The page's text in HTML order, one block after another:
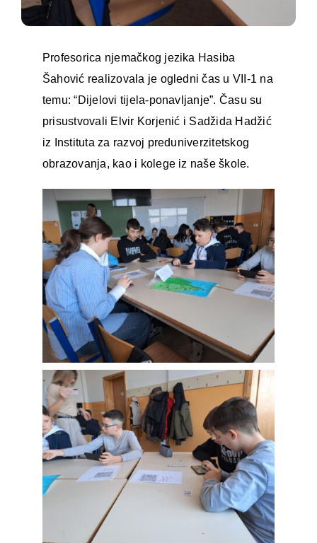
Profesorica njemačkog jezika Hasiba
Šahović realizovala je ogledni čas u VII-1 na
temu: “Dijelovi tijela-ponavljanje”. Času su
prisustvovali Elvir Korjenić i Sadžida Hadžić
iz Instituta za razvoj preduniverzitetskog
obrazovanja, kao i kolege iz naše škole.